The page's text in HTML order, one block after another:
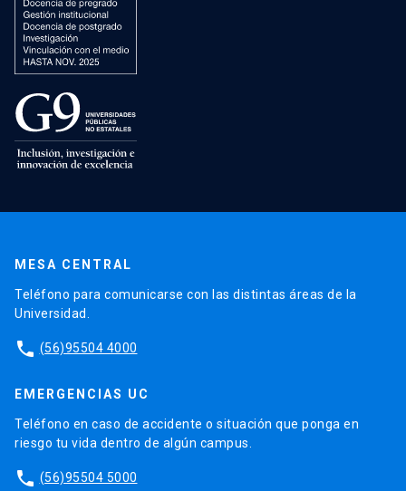
MESA CENTRAL
Teléfono para comunicarse con las distintas áreas de la
Universidad.
phone (56)95504 4000
EMERGENCIAS UC
Teléfono en caso de accidente o situación que ponga en
riesgo tu vida dentro de algún campus.
phone (56)95504 5000